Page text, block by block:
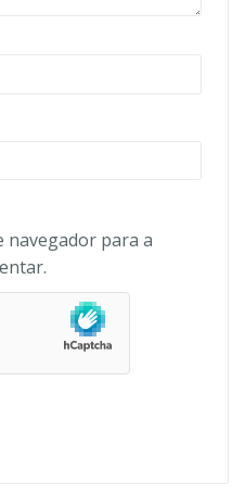
navegador para a